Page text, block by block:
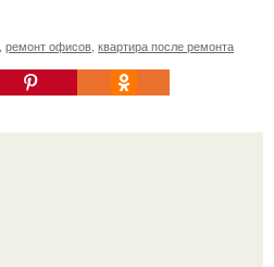
ремонт офисов квартира после ремонта